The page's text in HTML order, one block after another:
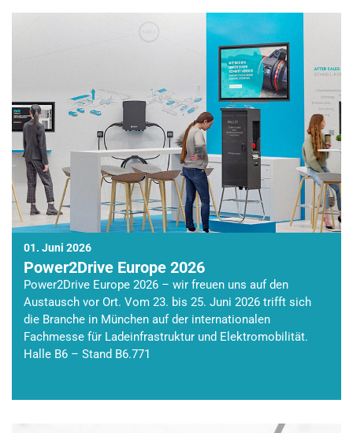
01. Juni 2026
Power2Drive Europe 2026
Power2Drive Europe 2026 – wir freuen uns auf den
Austausch vor Ort. Vom 23. bis 25. Juni 2026 trifft sich
die Branche in München auf der internationalen
Fachmesse für Ladeinfrastruktur und Elektromobilität.
Halle B6 – Stand B6.771